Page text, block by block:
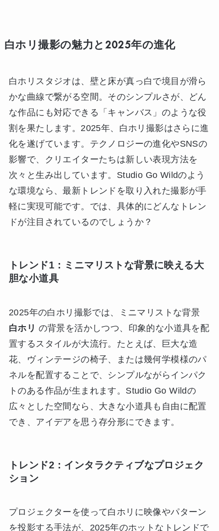
白ホリ撮影の魅力と2025年の進化
白ホリスタジオは、壁と床が真っ白で境目が滑ら
かな曲線で繋がる空間。そのシンプルさが、どん
な作品にも対応できる「キャンバス」のような役
割を果たします。2025年、白ホリ撮影はさらに進
化を遂げています。テクノロジーの進化やSNSの
影響で、クリエイターたちは新しい表現方法を
次々と生み出しています。Studio Go Wildのよう
な環境なら、最新トレンドを取り入れた撮影が手
軽に実現可能です。では、具体的にどんなトレン
ドが注目されているのでしょうか？
トレンド1：ミニマリストな背景に映える大
胆な小道具
2025年の白ホリ撮影では、ミニマリストな背景
白ホリ の背景を活かしつつ、印象的な小道具を配
置するスタイルが大流行。たとえば、巨大な造
花、ヴィンテージの椅子、または幾何学模様のパ
ネルを配置することで、シンプルながらインパク
トのある作品が生まれます。Studio Go Wildの
広々とした空間なら、大きな小道具も自由に配置
でき、アイデアを思う存分形にできます。
トレンド2：インタラクティブなプロジェク
ション
プロジェクターを使って白ホリに映像やパターン
を投影する手法が、2025年のホットなトレンドで